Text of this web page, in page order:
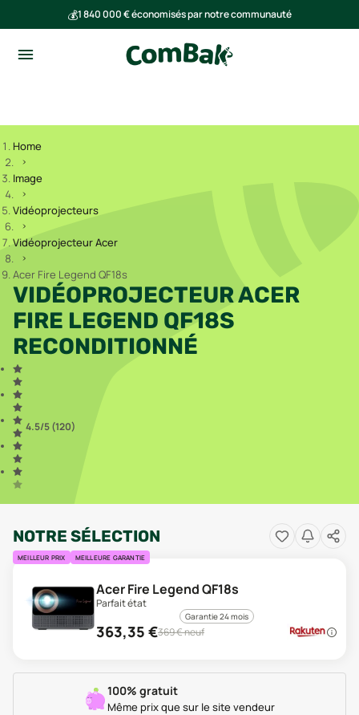
💰1 840 000 € économisés par notre communauté
Home
Image
Vidéoprojecteurs
Vidéoprojecteur Acer
Acer Fire Legend QF18s
VIDÉOPROJECTEUR ACER
FIRE LEGEND QF18S
RECONDITIONNÉ
4.5/5 (120)
NOTRE SÉLECTION
MEILLEUR PRIX MEILLEURE GARANTIE
Acer Fire Legend QF18s
Parfait état
Garantie 24 mois
363,35 €369€ neuf
100% gratuit
Même prix que sur le site vendeur